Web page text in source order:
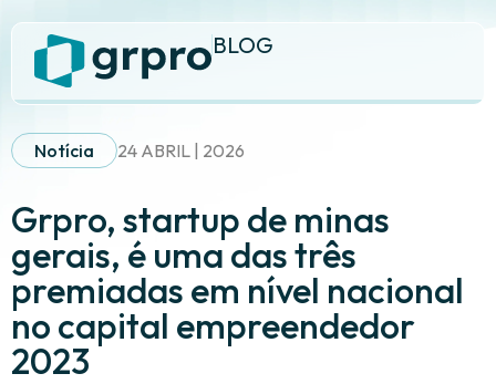
BLOG
Notícia 24 ABRIL | 2026
Grpro, startup de minas
gerais, é uma das três
premiadas em nível nacional
no capital empreendedor
2023